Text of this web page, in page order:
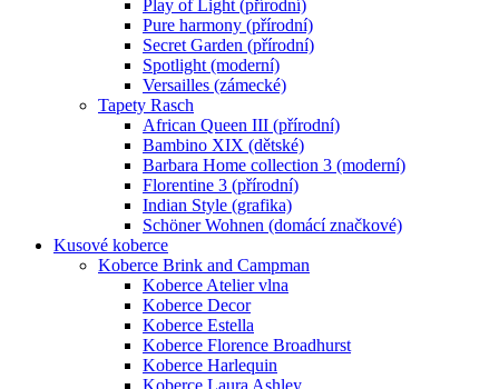
Play of Light (přírodní)
Pure harmony (přírodní)
Secret Garden (přírodní)
Spotlight (moderní)
Versailles (zámecké)
Tapety Rasch
African Queen III (přírodní)
Bambino XIX (dětské)
Barbara Home collection 3 (moderní)
Florentine 3 (přírodní)
Indian Style (grafika)
Schöner Wohnen (domácí značkové)
Kusové koberce
Koberce Brink and Campman
Koberce Atelier vlna
Koberce Decor
Koberce Estella
Koberce Florence Broadhurst
Koberce Harlequin
Koberce Laura Ashley